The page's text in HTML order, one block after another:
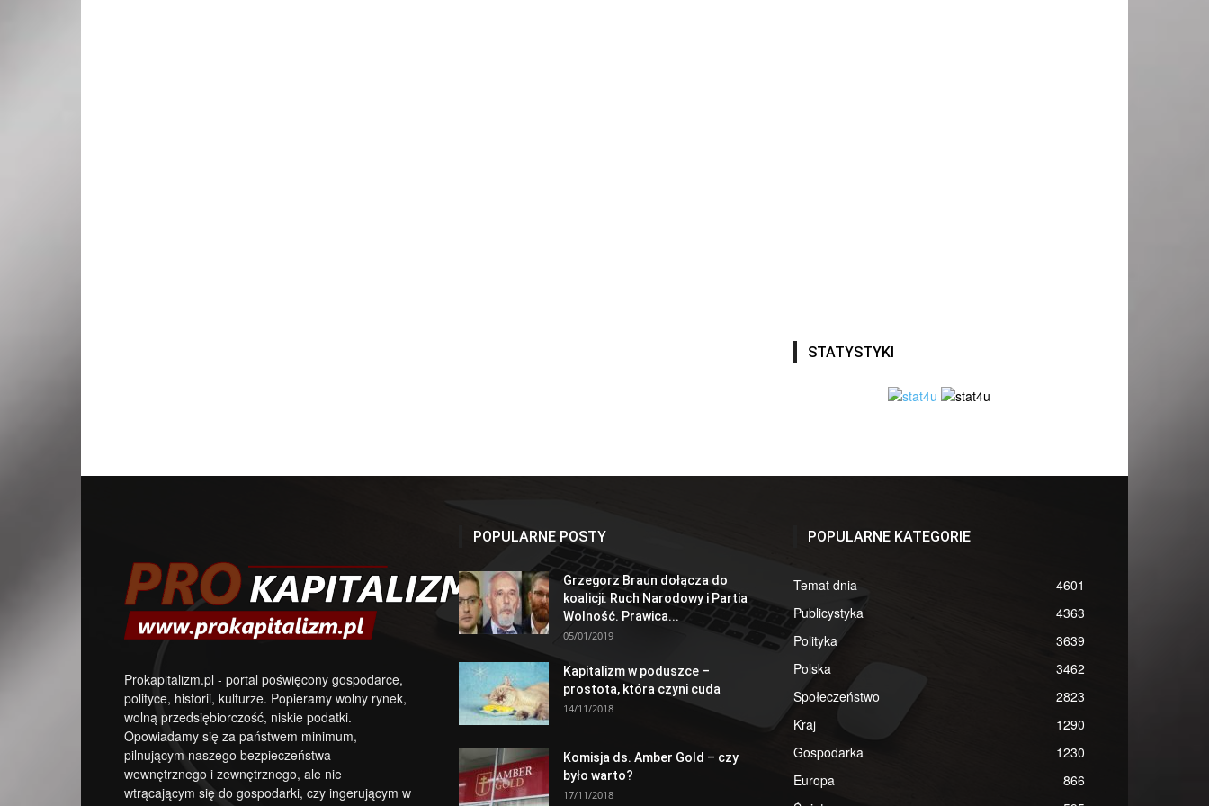
STATYSTYKI
Prokapitalizm.pl - portal poświęcony gospodarce,
polityce, historii, kulturze. Popieramy wolny rynek,
wolną przedsiębiorczość, niskie podatki.
Opowiadamy się za państwem minimum,
pilnującym naszego bezpieczeństwa
wewnętrznego i zewnętrznego, ale nie
wtrącającym się do gospodarki, czy ingerującym w
POPULARNE POSTY
Grzegorz Braun dołącza do
koalicji: Ruch Narodowy i Partia
Wolność. Prawica...
05/01/2019
Kapitalizm w poduszce –
prostota, która czyni cuda
14/11/2018
Komisja ds. Amber Gold – czy
było warto?
17/11/2018
POPULARNE KATEGORIE
Temat dnia
4601
Publicystyka
4363
Polityka
3639
Polska
3462
Społeczeństwo
2823
Kraj
1290
Gospodarka
1230
Europa
866